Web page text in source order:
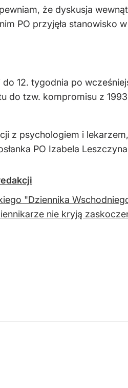
że dyskusja
PO przyjęła stanowisko
12. tygodnia po
do tzw. kompromisu z
z psychologiem i
PO Izabela
"Dziennika
nie kryją